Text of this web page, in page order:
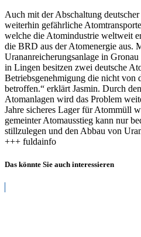
Auch mit der Abschaltung
weiterhin gefährliche
welche die Atomindustrie weltweit
die BRD aus der Atomenergie aus.
Urananreicherungsanlage in
in Lingen besitzen zwei deutsche
Betriebsgenehmigung die nicht von
betroffen.“ erklärt Jasmin. Durch
Atomanlagen wird das Problem
Jahre sicheres Lager für Atommüll
gemeinter Atomausstieg kann nur
stillzulegen und den Abbau von
+++ fuldainfo
Das könnte Sie auch interessieren